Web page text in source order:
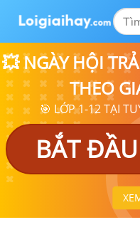
💥 NGÀY HỘI
THEO
🎯 LỚP 1-12 TẠI
BẮT